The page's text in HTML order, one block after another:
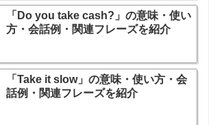
「Do you take cash?」の意味・使い
方・会話例・関連フレーズを紹介
「Take it slow」の意味・使い方・会
話例・関連フレーズを紹介